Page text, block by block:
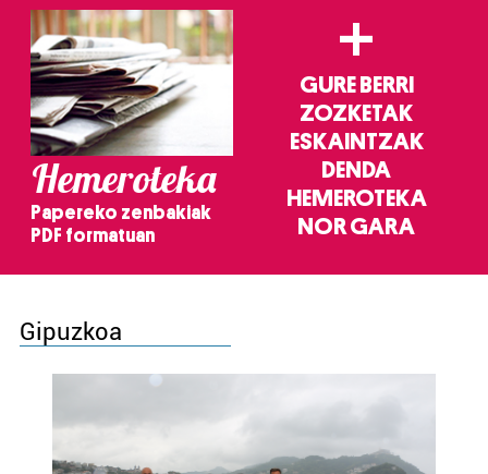
Hemeroteka
Papereko zenbakiak
PDF formatuan
+
GURE BERRI
ZOZKETAK
ESKAINTZAK
DENDA
HEMEROTEKA
NOR GARA
Gipuzkoa